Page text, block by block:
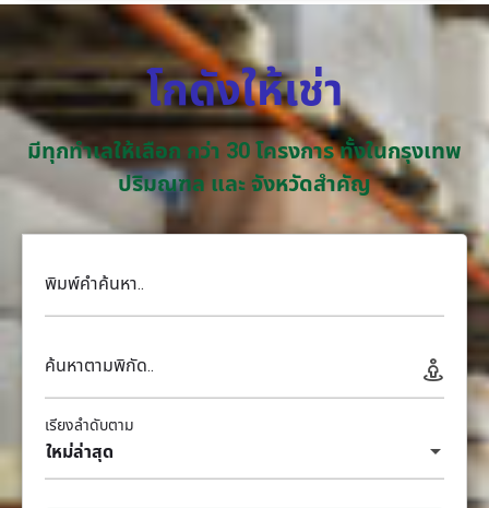
โกดังให้เช่า
มีทุกทำเลให้เลือก กว่า 30 โครงการ ทั้งในกรุงเทพ
ปริมณฑล และ จังหวัดสำคัญ
พิมพ์คำค้นหา..
ค้นหาตามพิกัด..
ใหม่ล่าสุด
เรียงลำดับตาม